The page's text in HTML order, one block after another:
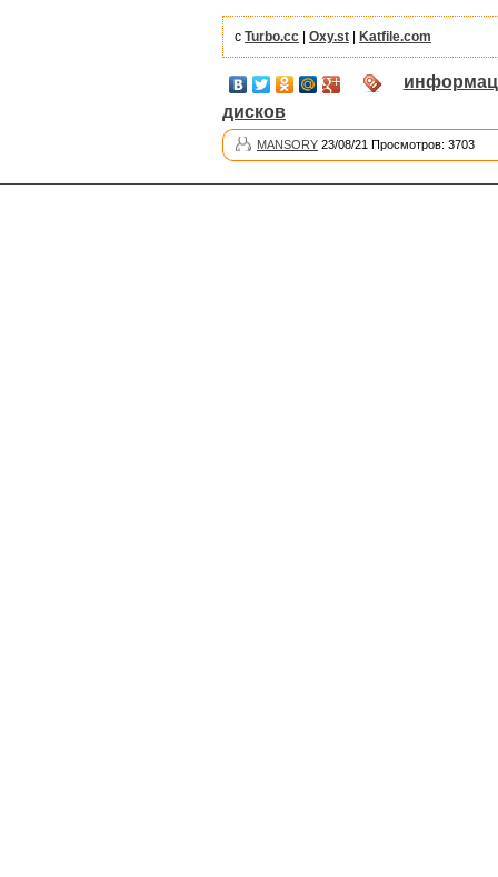
с Turbo.cc Oxy.st Katfile.com
дисков
MANSORY 23/08/21 Просмотров: 3703